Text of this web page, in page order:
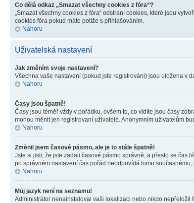
Co dělá odkaz „Smazat všechny cookies z fóra“?
„Smazat všechny cookies z fóra“ odstraní cookies, které jsou
cookies fóra pokud máte potíže s přihlašováním.
Nahoru
Uživatelská nastavení
Jak změním svoje nastavení?
Všechna vaše nastavení (pokud jste registrováni) jsou uložena v
Nahoru
Časy jsou špatně!
Časy jsou téměř vždy v pořádku, ovšem to, co vidíte jsou časy
mohou měnit jen registrovaní uživatelé. Anonymním uživatelům
Nahoru
Změnil jsem časové pásmo, ale je to stále špatně!
Jste si jisti, že jste zadali časové pásmo správně, a přesto se čas
po správném nastavení čas pořád neodpovídá tomu
Nahoru
Můj jazyk není na seznamu!
Administrátor nenainstaloval vaši lokalizaci nebo nikdo nepřeložil